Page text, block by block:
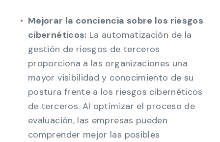
Mejorar la conciencia sobre los riesgos
cibernéticos: La automatización de la
gestión de riesgos de terceros
proporciona a las organizaciones una
mayor visibilidad y conocimiento de su
postura frente a los riesgos cibernéticos
de terceros. Al optimizar el proceso de
evaluación, las empresas pueden
comprender mejor las posibles